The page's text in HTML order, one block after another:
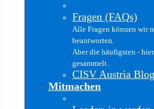
Fragen (FAQs)
Alle Fragen können wir
beantworten.
Aber die häufigsten -
gesammelt.
CISV Austria Blog
Mitmachen